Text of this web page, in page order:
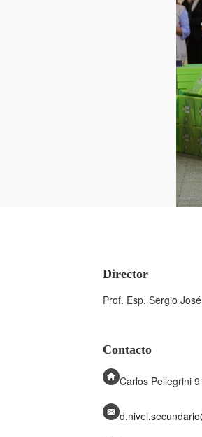
Director
Prof. Esp. Sergio
Contacto
Carlos Pellegrini